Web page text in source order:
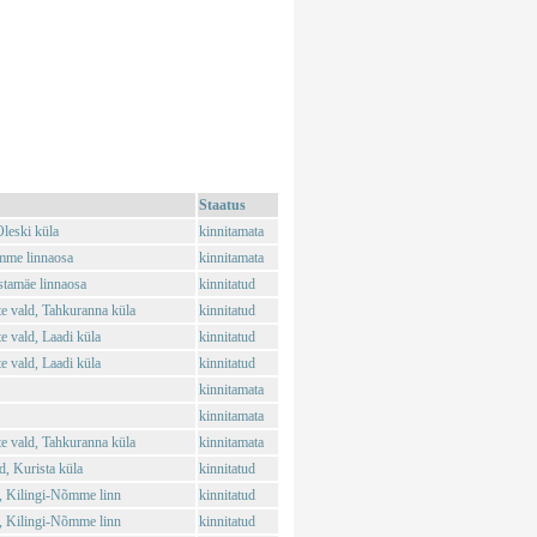
Staatus
küla
kinnitamata
linnaosa
kinnitamata
linnaosa
kinnitatud
vald, Tahkuranna küla
kinnitatud
vald, Laadi küla
kinnitatud
vald, Laadi küla
kinnitatud
kinnitamata
kinnitamata
vald, Tahkuranna küla
kinnitamata
Kurista küla
kinnitatud
Kilingi-Nõmme linn
kinnitatud
Kilingi-Nõmme linn
kinnitatud